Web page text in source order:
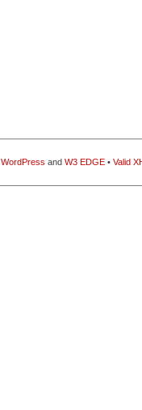
WordPress and W3 EDGE• Valid